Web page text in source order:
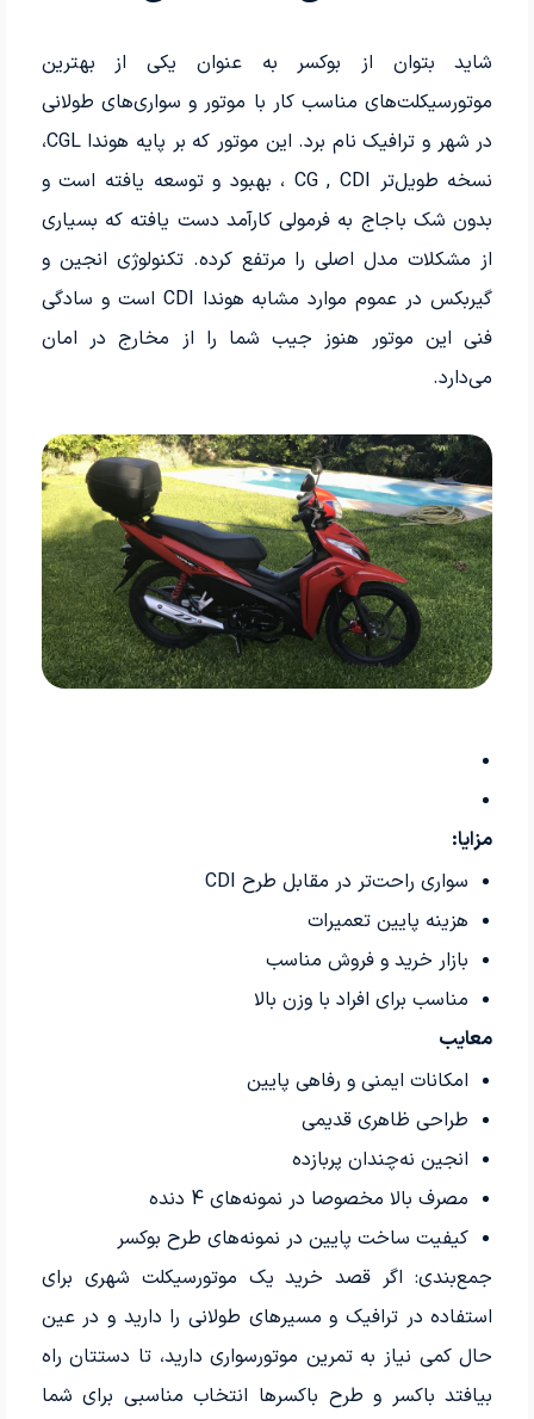
شاید بتوان از بوکسر به عنوان یکی از بهترین
موتورسیکلت‌های مناسب کار با موتور و سواری‌های طولانی
در شهر و ترافیک نام برد. این موتور که بر پایه‌ هوندا CGL،
نسخه‌ طویل‌تر CG , CDI ، بهبود و توسعه یافته است و
بدون شک باجاج به فرمولی کارآمد دست یافته که بسیاری
از مشکلات مدل اصلی را مرتفع کرده. تکنولوژی انجین و
گیربکس در عموم موارد مشابه هوندا CDI است و سادگی
فنی این موتور هنوز جیب شما را از مخارج در امان
می‌دارد.
مزایا:
سواری راحت‌تر در مقابل طرح CDI
هزینه پایین تعمیرات
بازار خرید و فروش مناسب
مناسب برای افراد با وزن بالا
معایب
امکانات ایمنی و رفاهی پایین
طراحی ظاهری قدیمی
انجین نه‌چندان پربازده
مصرف بالا مخصوصا در نمونه‌های 4 دنده
کیفیت ساخت پایین در نمونه‌های طرح بوکسر
جمع‌بندی: اگر قصد خرید یک موتورسیکلت شهری برای
استفاده در ترافیک و مسیرهای طولانی را دارید و در عین
حال کمی نیاز به تمرین موتورسواری دارید، تا دستتان راه
بیافتد باکسر و طرح باکسرها انتخاب مناسبی برای شما